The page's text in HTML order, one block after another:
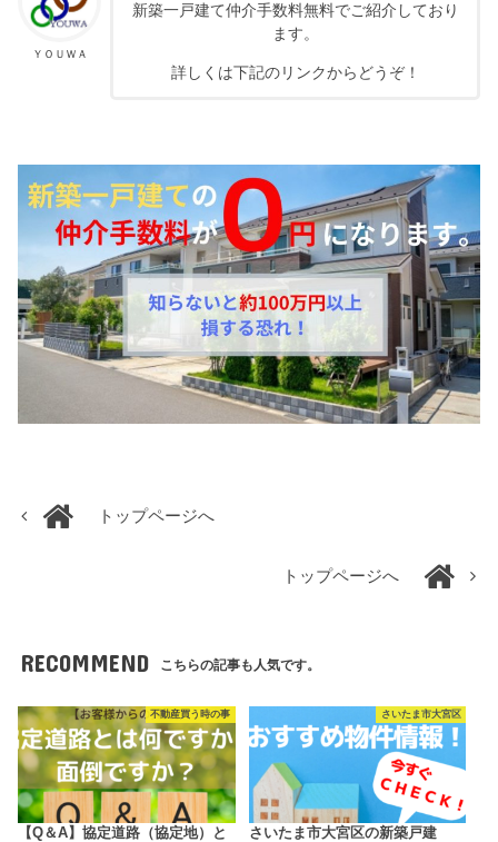
ＹＯＵＷＡ
新築一戸建て仲介手数料無料でご紹介しており
ます。
詳しくは下記のリンクからどうぞ！
トップページへ
トップページへ
RECOMMEND こちらの記事も人気です。
不動産買う時の事
【Q＆A】協定道路（協定地）と
さいたま市大宮区
さいたま市大宮区の新築戸建